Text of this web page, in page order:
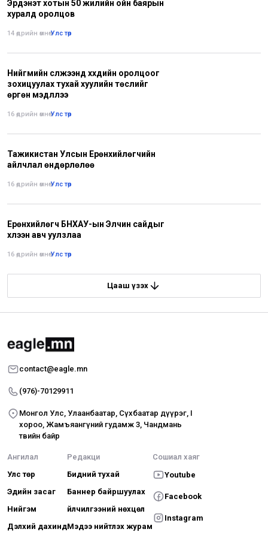
Эрдэнэт хотын 50 жилийн ойн баярын
хуралд оролцов
14 өдрийн өмнө•Улс төр
Нийгмийн сүлжээнд хүүхдийн оролцоог
зохицуулах тухай хуулийн төслийг
өргөн мэдүүллээ
16 өдрийн өмнө•Улс төр
Тажикистан Улсын Ерөнхийлөгчийн
айлчлал өндөрлөлөө
16 өдрийн өмнө•Улс төр
Ерөнхийлөгч БНХАУ-ын Элчин сайдыг
хүлээн авч уулзлаа
16 өдрийн өмнө•Улс төр
Цааш үзэх
contact@eagle.mn
(976)-70129911
Монгол Улс, Улаанбаатар, Сүхбаатар дүүрэг, I
хороо, Жамъяангүний гудамж 3, Чандмань
төвийн байр
Ангилал
Улс төр
Эдийн засаг
Нийгэм
Дэлхий дахинд
Редакци
Бидний тухай
Баннер байршуулах
Үйлчилгээний нөхцөл
Мэдээ нийтлэх журам
Сошиал хаяг
Youtube
Facebook
Instagram